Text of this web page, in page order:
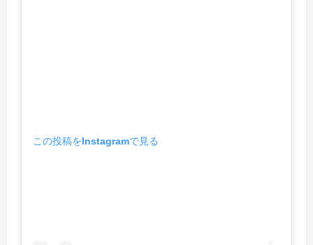
この投稿をInstagramで見る